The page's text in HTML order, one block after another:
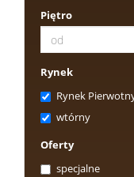
Piętro
Rynek
Rynek
wtórny
Oferty
specjalne